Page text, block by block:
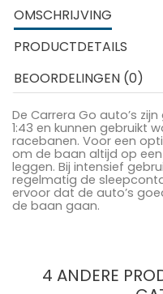
OMSCHRIJVING
PRODUCTDETAILS
BEOORDELINGEN (0)
De Carrera Go auto’s
1:43 en kunnen gebruikt
racebanen. Voor een
om de baan altijd op
leggen. Bij intensief
regelmatig de
ervoor dat de auto’s
de baan gaan.
4 ANDERE